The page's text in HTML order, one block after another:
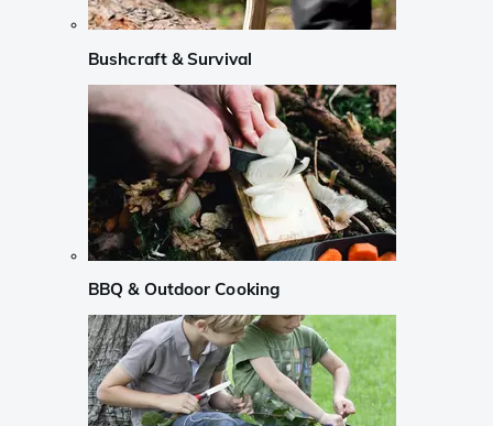
Bushcraft & Survival
BBQ & Outdoor Cooking